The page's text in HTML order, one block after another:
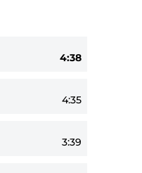
4:38
4:35
3:39